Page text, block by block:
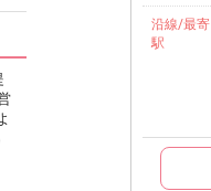
沿線/最寄
駅